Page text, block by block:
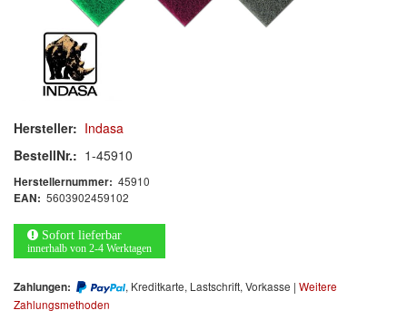
Spachteln
Lackieren
Polieren
Malerbedarf & Zubehör
Arbeitsschutz
Luftfilter
Hersteller: Indasa
BestellNr.: 1-45910
Herstellernummer: 45910
EAN: 5603902459102
Sofort lieferbar
innerhalb von 2-4 Werktagen
Zahlungen: , Kreditkarte, Lastschrift, Vorkasse | Weitere
Zahlungsmethoden